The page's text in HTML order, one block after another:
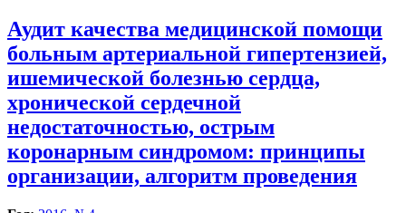
сосудов
Аудит качества медицинской помощи
больным артериальной гипертензией,
ишемической болезнью сердца,
хронической сердечной
недостаточностью, острым
коронарным синдромом: принципы
организации, алгоритм проведения